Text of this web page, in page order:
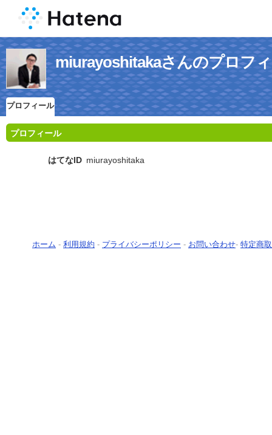
miurayoshitakaさんのプロフ
プロフィール
プロフィール
はてなID miurayoshitaka
ホーム - 利用規約 - プライバシーポリシー - お問い合わせ- 特定商